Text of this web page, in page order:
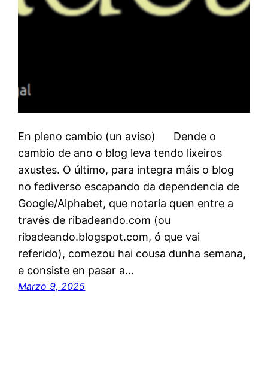
En pleno cambio (un aviso) Dende o
cambio de ano o blog leva tendo lixeiros
axustes. O último, para integra máis o blog
no fediverso escapando da dependencia de
Google/Alphabet, que notaría quen entre a
través de ribadeando.com (ou
ribadeando.blogspot.com, ó que vai
referido), comezou hai cousa dunha semana,
e consiste en pasar a…
Marzo 9, 2025